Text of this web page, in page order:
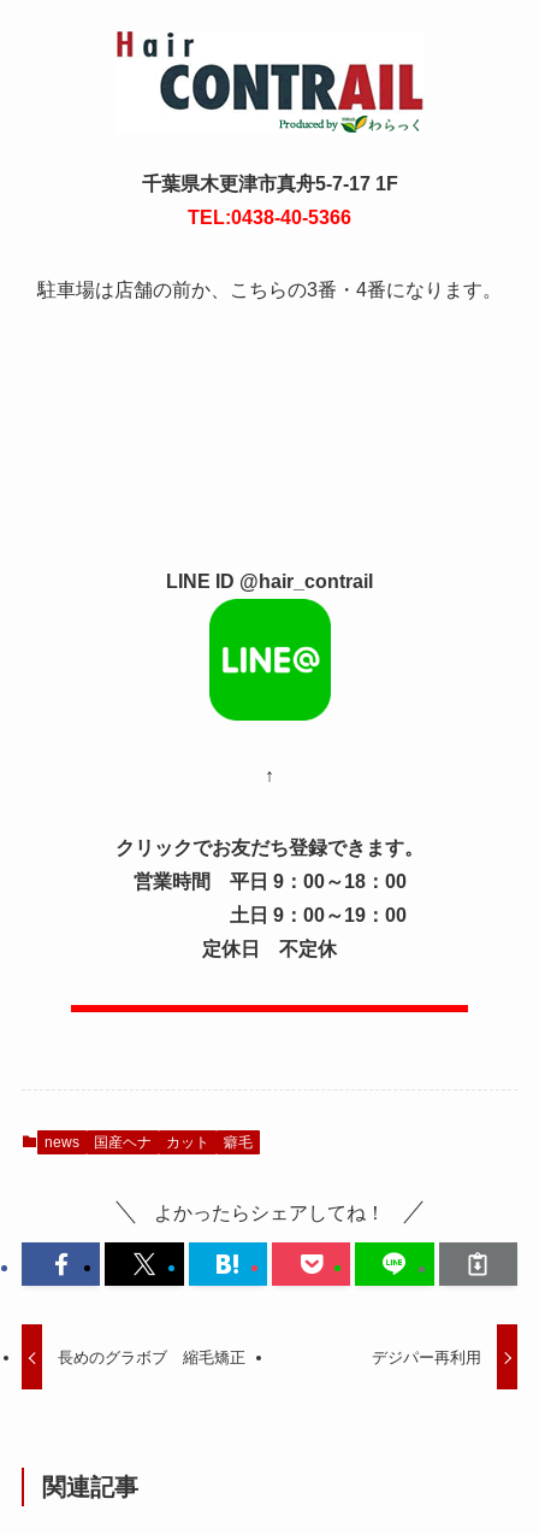
千葉県木更津市真舟5-7-17 1F
TEL:0438-40-5366
駐車場は店舗の前か、こちらの3番・4番になります。
LINE ID @hair_contrail
↑
クリックでお友だち登録できます。
営業時間 平日 9：00～18：00
土日 9：00～19：00
定休日 不定休
news 国産ヘナ カット 癖毛
よかったらシェアしてね！
長めのグラボブ 縮毛矯正 デジパー再利用
関連記事